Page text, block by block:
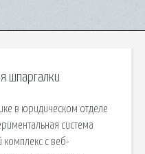
шпаргалки
в юридическом отделе
система
с веб-